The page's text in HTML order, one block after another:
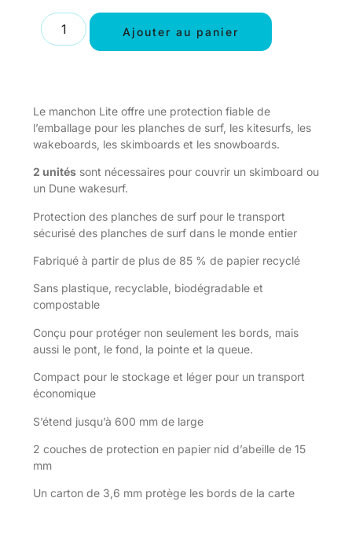
Ajouter au panier
Le manchon Lite offre une protection fiable de
l’emballage pour les planches de surf, les kitesurfs, les
wakeboards, les skimboards et les snowboards.
2 unités sont nécessaires pour couvrir un skimboard ou
un Dune wakesurf.
Protection des planches de surf pour le transport
sécurisé des planches de surf dans le monde entier
Fabriqué à partir de plus de 85 % de papier recyclé
Sans plastique, recyclable, biodégradable et
compostable
Conçu pour protéger non seulement les bords, mais
aussi le pont, le fond, la pointe et la queue.
Compact pour le stockage et léger pour un transport
économique
S’étend jusqu’à 600 mm de large
2 couches de protection en papier nid d’abeille de 15
mm
Un carton de 3,6 mm protège les bords de la carte